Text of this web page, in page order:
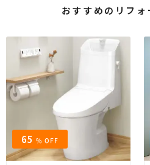
おすすめのリフ
65% OFF